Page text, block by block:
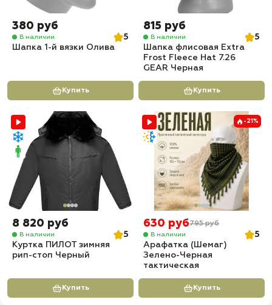
380 руб
В наличии
5
Шапка 1-й вязки Олива
Купить
815 руб
В наличии
5
Шапка флисовая Extra
Frost Fleece Hat 7.26
GEAR Черная
Купить
8 820 руб
В наличии
5
Куртка ПИЛОТ зимняя
рип-стоп Черный
Купить
-21%
630 руб795 руб
В наличии
5
Арафатка (Шемаг)
Зелено-Черная
тактическая
Купить